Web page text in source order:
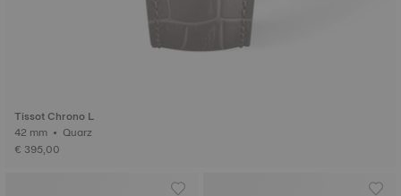
Tissot Chrono L
42 mm • Quarz
€ 395,00